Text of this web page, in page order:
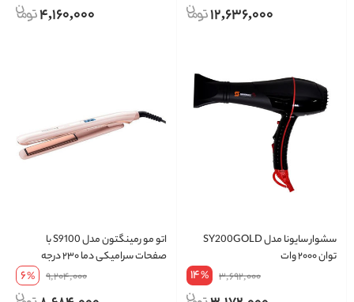
12,636,000
4,160,000
سشوار سایونا مدل SY200GOLD
توان ۲۰۰۰ وات
3,692,000
14%
اتو مو رمینگتون مدل S9100 با
صفحات سرامیکی دما ۲۳۰ درجه
9,204,000
6%